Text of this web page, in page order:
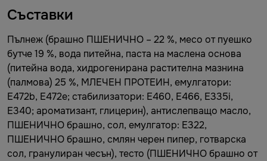
Съставки
Пълнеж (брашно ПШЕНИЧНО – 22 %, месо от пуешко
бутче 19 %, вода питейна, паста на маслена основа
(питейна вода, хидрогенирана растителна мазнина
(палмова) 25 %, МЛЕЧЕН ПРОТЕИН, емулгатори:
E472b, E472e; стабилизатори: E460, E466, E335i,
E340; ароматизант, глицерин), антислепващо масло,
ПШЕНИЧНО брашно, сол, емулгатор: E322,
ПШЕНИЧНО брашно, смлян черен пипер, готварска
сол, гранулиран чесън), тесто (ПШЕНИЧНО брашно от